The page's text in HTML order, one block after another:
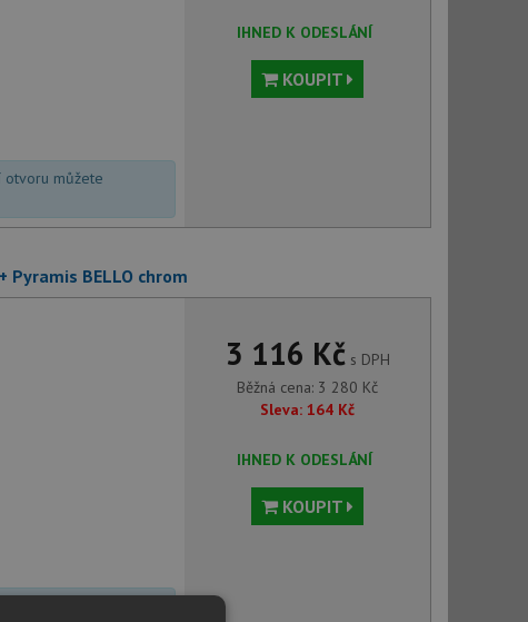
IHNED K ODESLÁNÍ
KOUPIT
otvoru můžete
Pyramis BELLO chrom
3 116 Kčs DPH
Běžná cena: 3 280 Kč
Sleva: 164 Kč
IHNED K ODESLÁNÍ
KOUPIT